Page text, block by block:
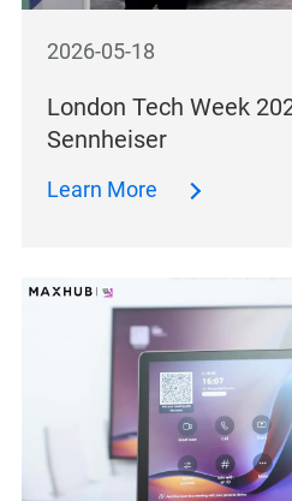
2026-05-18
London Tech Week
Sennheiser
Learn More